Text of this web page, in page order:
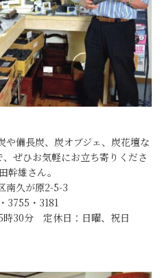
や備長炭、炭オブジェ、炭花壇な
ぜひお気軽にお立ち寄りくださ
幹雄さん。
南久が原2-5-3
3755・3181
時30分 定休日：日曜、祝日